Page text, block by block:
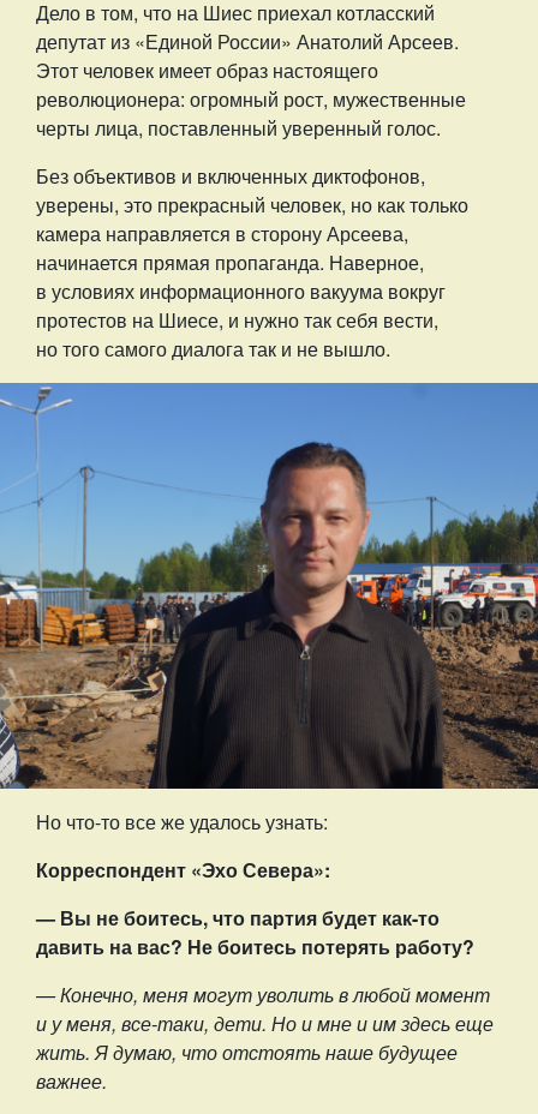
Дело в том, что на Шиес приехал котласский
депутат из «Единой России» Анатолий Арсеев.
Этот человек имеет образ настоящего
революционера: огромный рост, мужественные
черты лица, поставленный уверенный голос.
Без объективов и включенных диктофонов,
уверены, это прекрасный человек, но как только
камера направляется в сторону Арсеева,
начинается прямая пропаганда. Наверное,
в условиях информационного вакуума вокруг
протестов на Шиесе, и нужно так себя вести,
но того самого диалога так и не вышло.
Но что-то все же удалось узнать:
Корреспондент «Эхо Севера»:
— Вы не боитесь, что партия будет как-то
давить на вас? Не боитесь потерять работу?
— Конечно, меня могут уволить в любой момент
и у меня, все-таки, дети. Но и мне и им здесь еще
жить. Я думаю, что отстоять наше будущее
важнее.